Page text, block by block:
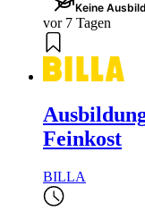
Keine
vor 7 Tagen
Feinkost
BILLA